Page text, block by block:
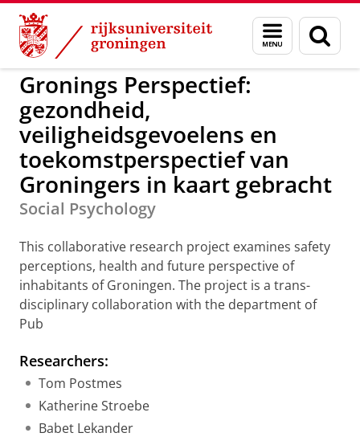
Skip
Content
Skip
Navigation
Menu
en
zoeken
GMW Sociale Psychologie
Gronings Perspectief:
gezondheid,
veiligheidsgevoelens en
toekomstperspectief van
Groningers in kaart gebracht
Social Psychology
This collaborative research project examines safety
perceptions, health and future perspective of
inhabitants of Groningen. The project is a trans-
disciplinary collaboration with the department of
Pub
Researchers:
Tom Postmes
Katherine Stroebe
Babet Lekander